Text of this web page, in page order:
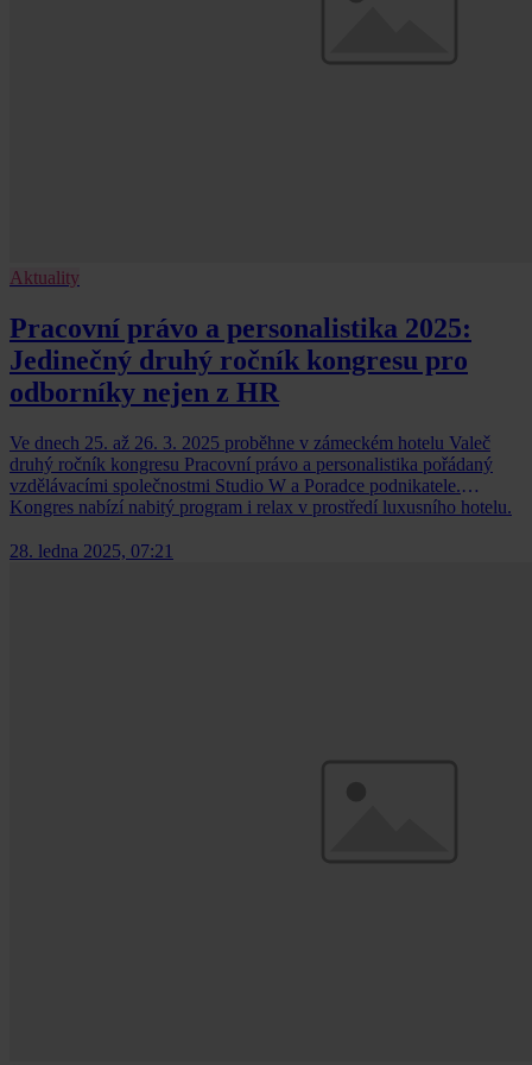
Aktuality
Pracovní právo a personalistika 2025:
Jedinečný druhý ročník kongresu pro
odborníky nejen z HR
Ve dnech 25. až 26. 3. 2025 proběhne v zámeckém hotelu Valeč
druhý ročník kongresu Pracovní právo a personalistika pořádaný
vzdělávacími společnostmi Studio W a Poradce podnikatele.
Kongres nabízí nabitý program i relax v prostředí luxusního hotelu.
28. ledna 2025, 07:21